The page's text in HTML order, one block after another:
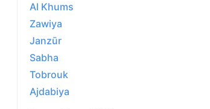
Al Khums
Zawiya
Janzūr
Sabha
Tobrouk
Ajdabiya